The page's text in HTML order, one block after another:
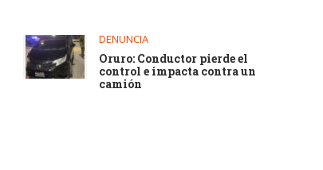
DENUNCIA
Oruro: Conductor pierde el
control e impacta contra un
camión